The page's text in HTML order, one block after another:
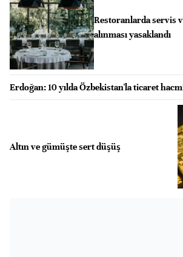
Restoranlarda servis
alınması yasaklandı
Erdoğan: 10 yılda Özbekistan'la ticaret
Altın ve gümüşte sert düşüş